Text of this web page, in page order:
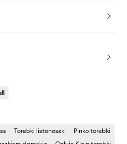
Torebki listonoszki
Pinko torebki